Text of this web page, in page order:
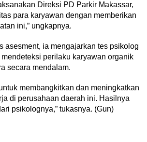
Direksi PD Parkir Makassar,
para karyawan dengan memberikan
ini,” ungkapnya.
asesment, ia mengajarkan tes psikolog
perilaku karyawan organik
secara mendalam.
membangkitkan dan meningkatkan
di perusahaan daerah ini. Hasilnya
psikolognya,” tukasnya. (Gun)